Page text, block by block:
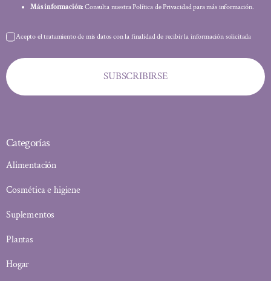
Más información: Consulta nuestra Política de Privacidad para más información.
Acepto el tratamiento de mis datos con la finalidad de recibir la información solicitada
SUBSCRIBIRSE
Categorías
Alimentación
Cosmética e higiene
Suplementos
Plantas
Hogar